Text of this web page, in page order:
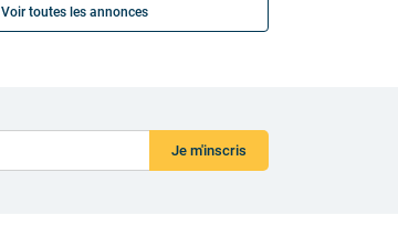
Voir toutes les annonces
Je m'inscris